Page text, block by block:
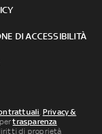
DI ACCESSIBILITÀ
Privacy &
trasparenza
di proprietà